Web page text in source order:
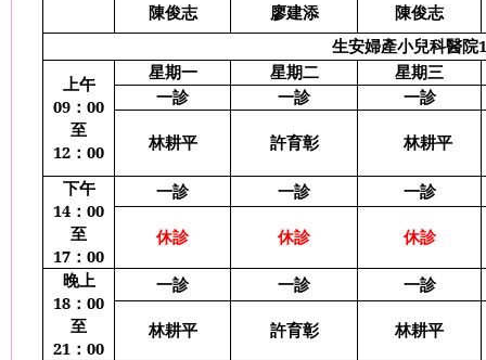
陳俊志
廖建添
陳俊志
生安婦產小兒科醫院
上午
09 ： 00
至
12 ： 00
星期一 星期二
星期三
一診
一診 一診
林耕平 許育彰 林耕平
下午
14 ： 00
至
17 ： 00
一診 一診 一診
休診 休診
休診
晚上
18 ： 00
至
21 ： 00
一診 一診 一診
林耕平 許育彰 林耕平